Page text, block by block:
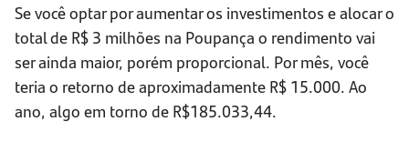
Se você optar por aumentar os investimentos e alocar o
total de R$ 3 milhões na Poupança o rendimento vai
ser ainda maior, porém proporcional. Por mês, você
teria o retorno de aproximadamente R$ 15.000. Ao
ano, algo em torno de R$185.033,44.